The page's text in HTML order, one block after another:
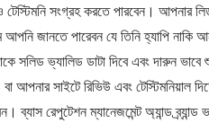
সংগ্রহ করতে পারবেন। আপনার
আপনি জানতে পারেবন যে তিনি হ্যাপি নাকি
সলিড ভ্যালিড ডাটা দিবে এবং দারুন ভাবে
সাইটে রিভিউ এবং টেস্টিমনিয়াল
রেপুটেশন ম্যানেজমেন্ট অ্যান্ড ব্র্যান্ড